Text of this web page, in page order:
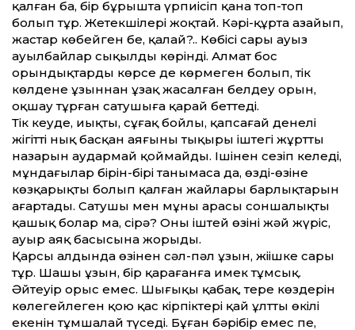
қалған ба, бір бұрышта үрпиісіп қана топ-топ
болып тұр. Жетекшілері жоқтай. Кәрі-құртаң азайып,
жастар көбейген бе, қалай?.. Көбісі сары ауыз
ауылбайлар сықылды көрінді. Алмат бос
орындықтарды көрсе де көрмеген болып, тік
көлденең ұзыннан ұзақ жасалған белдеу орын,
оқшау тұрған сатушыға қарай беттеді.
Тік кеуде, иықты, сұңғақ бойлы, қапсағай денелі
жігіттің нық басқан аяғының тықыры іштегі жұрттың
назарын аудармай қоймайды. Ішінен сезіп келеді,
мұндағылар бірін-бірі танымаса да, өзді-өзіне
көзқарықты болып қалған жайлары барлықтарын
аңғартады. Сатушы мен мұның арасы соншалықты
қашық болар ма, сірә? Оны іштей өзінің жәй жүріс,
ауыр аяқ басысына жорыды.
Қарсы алдында өзінен сәл-пәл ұзын, жіңішке сары
тұр. Шашы ұзын, бір қарағанға имек тұмсық.
Әйтеуір орыс емес. Шығыңқы қабақ, терең көздерін
көлегейлеген қою қас кірпіктері қай ұлт­тың өкілі
екенін тұмшалай түседі. Бұған бәрібір емес пе,